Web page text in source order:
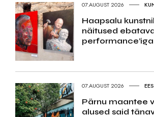
07.AUGUST 2026
Haapsalu
näitused
performance’iga
07.AUGUST 2026
Pärnu maantee
alused said